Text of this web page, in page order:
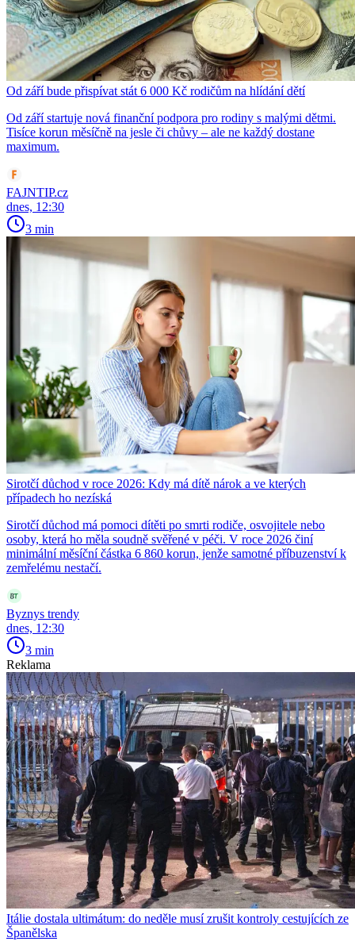
Od září bude přispívat stát 6 000 Kč rodičům na hlídání dětí
Od září startuje nová finanční podpora pro rodiny s malými dětmi.
Tisíce korun měsíčně na jesle či chůvy – ale ne každý dostane
maximum.
FAJNTIP.cz
dnes, 12:30
3 min
Sirotčí důchod v roce 2026: Kdy má dítě nárok a ve kterých
případech ho nezíská
Sirotčí důchod má pomoci dítěti po smrti rodiče, osvojitele nebo
osoby, která ho měla soudně svěřené v péči. V roce 2026 činí
minimální měsíční částka 6 860 korun, jenže samotné příbuzenství k
zemřelému nestačí.
Byznys trendy
dnes, 12:30
3 min
Reklama
Itálie dostala ultimátum: do neděle musí zrušit kontroly cestujících ze
Španělska